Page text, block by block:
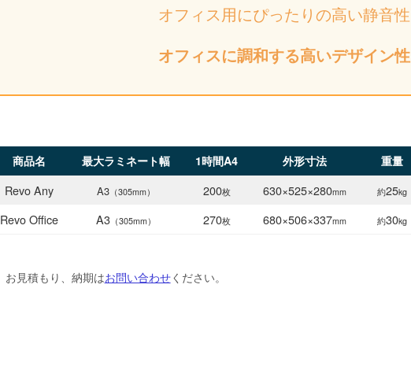
オフィス用にぴったりの高い静音性
オフィスに調和する高いデザイン性
商品名 最大ラミネート幅 1時間A4 外形寸法 重量
Revo Any A3 （305mm） 200枚 630×525×280mm 約25kg
Revo Office A3 （305mm） 270枚 680×506×337mm 約30kg
お見積もり、納期はお問い合わせください。